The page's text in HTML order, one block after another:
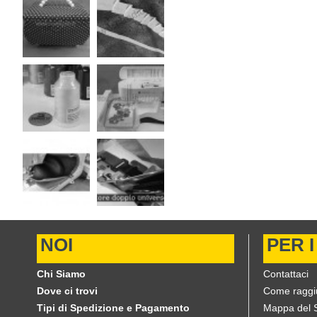
NOI
Chi Siamo
Dove ci trovi
Tipi di Spedizione e Pagamento
PER
Contattaci
Come
Mappa del